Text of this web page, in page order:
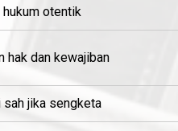
hukum otentik
hak dan kewajiban
sah jika sengketa